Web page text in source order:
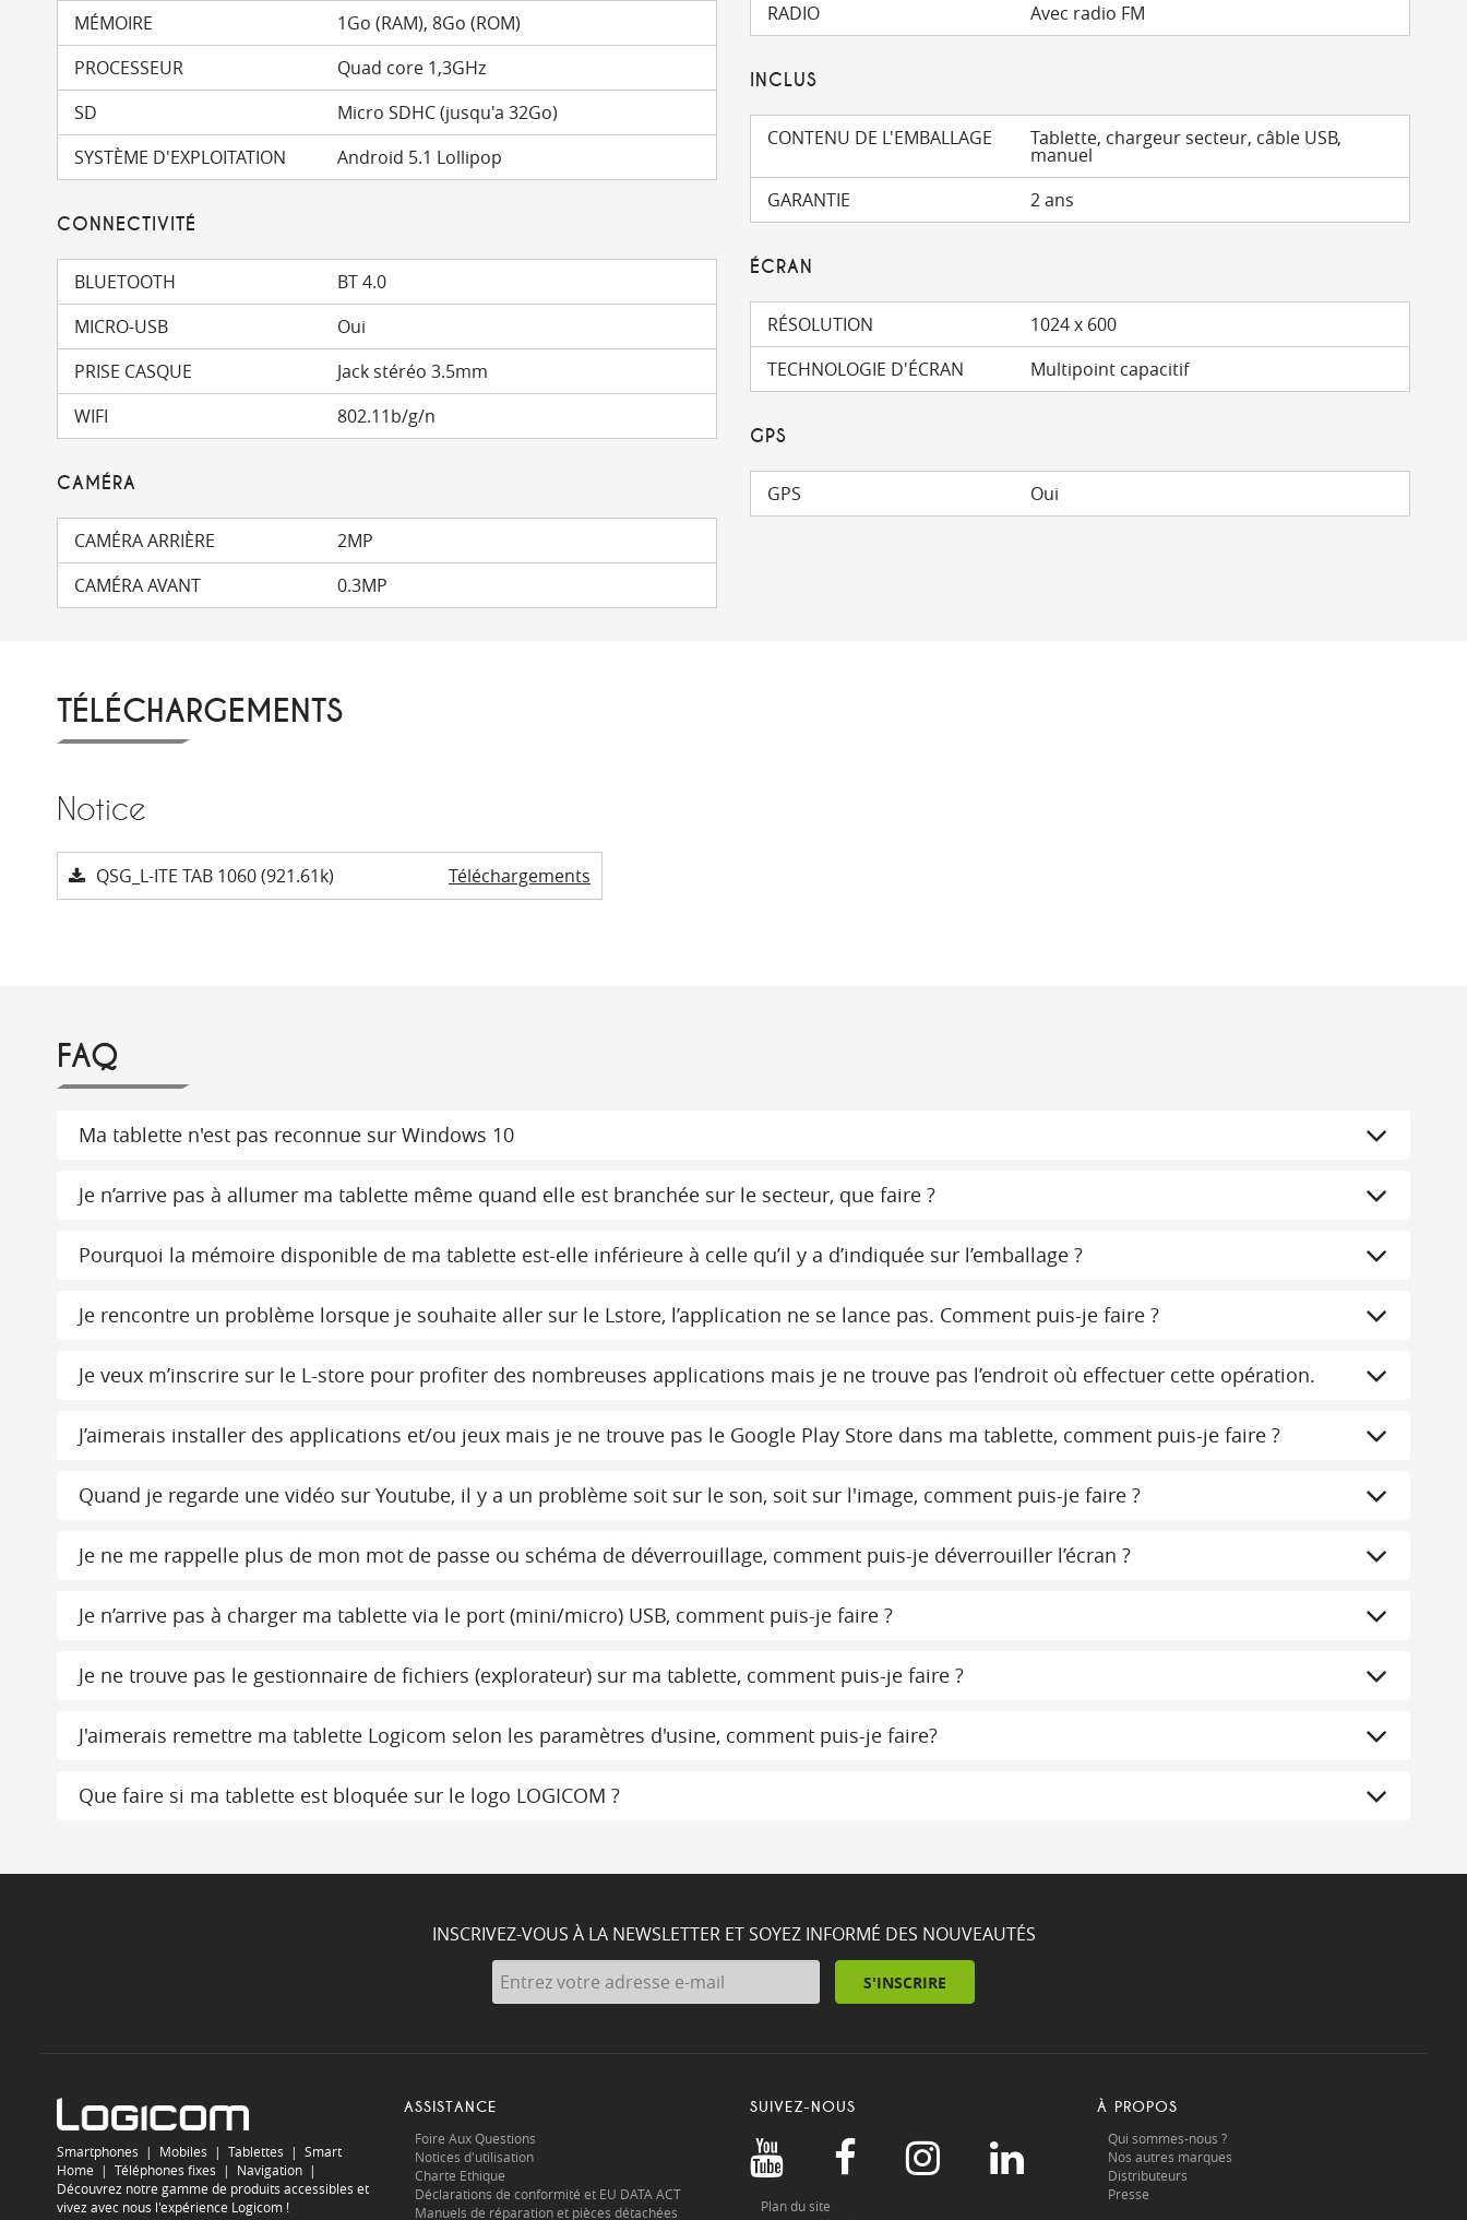
MÉMOIRE
1Go (RAM), 8Go (ROM)
PROCESSEUR
Quad core 1,3GHz
SD
Micro SDHC (jusqu'a 32Go)
SYSTÈME D'EXPLOITATION
Android 5.1 Lollipop
RADIO
Avec radio FM
INCLUS
CONTENU DE L'EMBALLAGE Tablette, chargeur secteur, câble USB,
manuel
GARANTIE
2 ans
CONNECTIVITÉ
BLUETOOTH
BT 4.0
MICRO-USB
Oui
PRISE CASQUE
Jack stéréo 3.5mm
WIFI
802.11b/g/n
ÉCRAN
RÉSOLUTION
1024 x 600
TECHNOLOGIE D'ÉCRAN
Multipoint capacitif
GPS
GPS Oui
CAMÉRA
CAMÉRA ARRIÈRE
2MP
CAMÉRA AVANT
0.3MP
TÉLÉCHARGEMENTS
Notice
QSG_L-ITE TAB 1060 (921.61k) Téléchargements
FAQ
Ma tablette n'est pas reconnue sur Windows 10
Je n’arrive pas à allumer ma tablette même quand elle est branchée sur le secteur, que faire ?
Pourquoi la mémoire disponible de ma tablette est-elle inférieure à celle qu’il y a d’indiquée sur l’emballage ?
Je rencontre un problème lorsque je souhaite aller sur le Lstore, l’application ne se lance pas. Comment puis-je faire ?
Je veux m’inscrire sur le L-store pour profiter des nombreuses applications mais je ne trouve pas l’endroit où effectuer cette opération.
J’aimerais installer des applications et/ou jeux mais je ne trouve pas le Google Play Store dans ma tablette, comment puis-je faire ?
Quand je regarde une vidéo sur Youtube, il y a un problème soit sur le son, soit sur l'image, comment puis-je faire ?
Je ne me rappelle plus de mon mot de passe ou schéma de déverrouillage, comment puis-je déverrouiller l’écran ?
Je n’arrive pas à charger ma tablette via le port (mini/micro) USB, comment puis-je faire ?
Je ne trouve pas le gestionnaire de fichiers (explorateur) sur ma tablette, comment puis-je faire ?
J'aimerais remettre ma tablette Logicom selon les paramètres d'usine, comment puis-je faire?
Que faire si ma tablette est bloquée sur le logo LOGICOM ?
INSCRIVEZ-VOUS À LA NEWSLETTER ET SOYEZ INFORMÉ DES NOUVEAUTÉS
S'INSCRIRE
Smartphones | Mobiles | Tablettes | Smart
Home | Téléphones fixes | Navigation |
Découvrez notre gamme de produits accessibles et
vivez avec nous l'expérience Logicom !
ASSISTANCE
Foire Aux Questions
Notices d'utilisation
Charte Ethique
Déclarations de conformité et EU DATA ACT
Manuels de réparation et pièces détachées
SUIVEZ-NOUS
Plan du site
À PROPOS
Qui sommes-nous ?
Nos autres marques
Distributeurs
Presse